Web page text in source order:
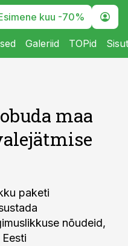
kuu -70%
Galeriid TOPid
maa
paketi
nõudeid,